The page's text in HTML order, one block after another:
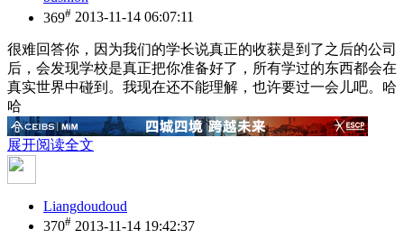
369# 2013-11-14 06:07:11
很难回答你，因为我们的学长说真正的收获是到了之后的公司
后，会发现学校是真正把你准备好了，所有学过的东西都会在
真实世界中碰到。我现在还不能理解，也许要过一会儿吧。哈
哈
展开阅读全文
Liangdoudoud
370# 2013-11-14 19:42:37